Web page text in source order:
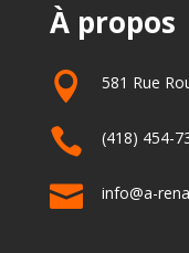
À propos
 581 Rue
 (418) 454-
 info@a-